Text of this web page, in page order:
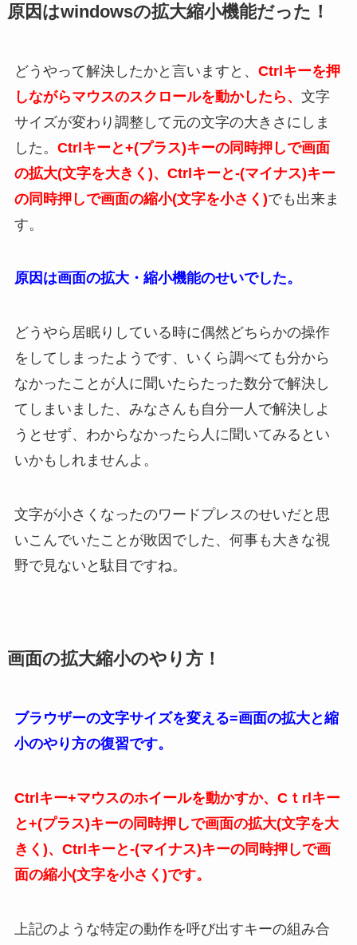
原因はwindowsの拡大縮小機能だった！
どうやって解決したかと言いますと、 Ctrlキーを押
しながらマウスのスクロールを動かしたら、 文字
サイズが変わり調整して元の文字の大きさにしま
した。 Ctrlキーと+(プラス)キーの同時押しで画面
の拡大(文字を大きく)、Ctrlキーと-(マイナス)キー
の同時押しで画面の縮小(文字を小さく)でも出来ま
す。
原因は画面の拡大・縮小機能のせいでした。
どうやら居眠りしている時に偶然どちらかの操作
をしてしまったようです、いくら調べても分から
なかったことが人に聞いたらたった数分で解決し
てしまいました、みなさんも自分一人で解決しよ
うとせず、わからなかったら人に聞いてみるとい
いかもしれませんよ。
文字が小さくなったのワードプレスのせいだと思
いこんでいたことが敗因でした、何事も大きな視
野で見ないと駄目ですね。
画面の拡大縮小のやり方！
ブラウザーの文字サイズを変える=画面の拡大と縮
小のやり方の復習です。
Ctrlキー+マウスのホイールを動かすか、Cｔrlキー
と+(プラス)キーの同時押しで画面の拡大(文字を大
きく)、Ctrlキーと-(マイナス)キーの同時押しで画
面の縮小(文字を小さく)です。
上記のような特定の動作を呼び出すキーの組み合